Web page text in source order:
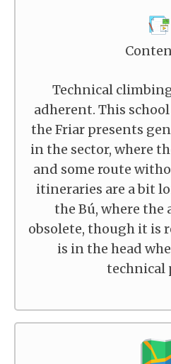
Technical
adherent. This
the Friar presents
in the sector, where
and some route
itineraries are a bit
the Bú, where the
obsolete, though it is
is in the head
technical